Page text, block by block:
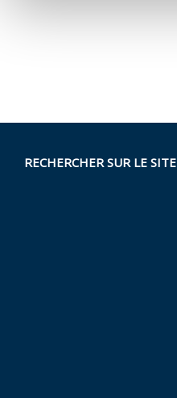
RECHERCHER SUR LE SITE